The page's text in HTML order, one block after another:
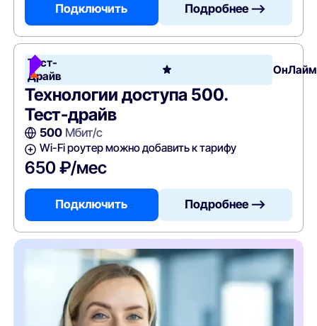
Подключить Подробнее —>
Тест-
Драйв
ОнЛайм
Технологии доступа 500.
Тест-драйв
500Мбит/с
Wi-Fi роутер можно добавить к тарифу
650 ₽/мес
Подключить Подробнее —>